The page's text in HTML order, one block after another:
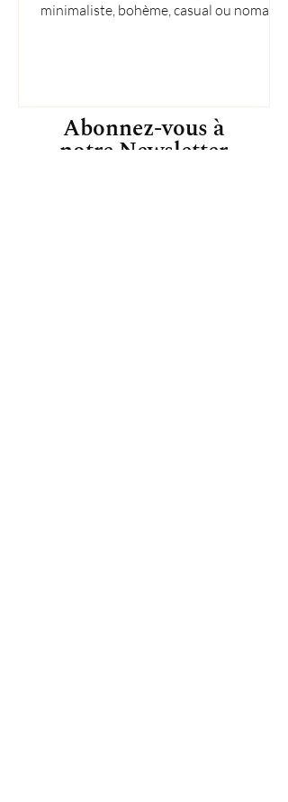
minimaliste, bohème, casual ou nomade,
Abonnez-vous à
notre Newsletter